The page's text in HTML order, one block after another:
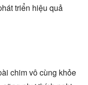
triển hiệu quả
chim vô cùng khỏe